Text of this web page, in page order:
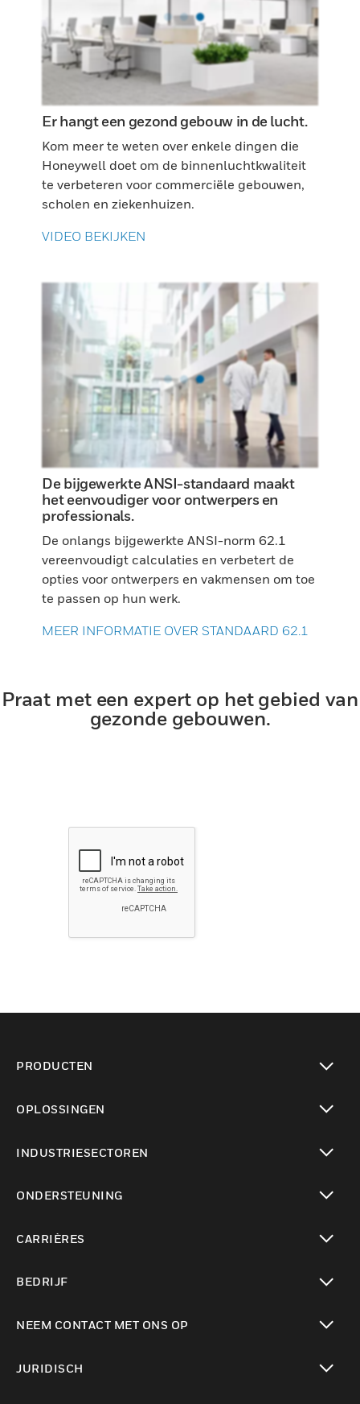
Er hangt een gezond gebouw in de lucht.
Kom meer te weten over enkele dingen die
Honeywell doet om de binnenluchtkwaliteit
te verbeteren voor commerciële gebouwen,
scholen en ziekenhuizen.
VIDEO BEKIJKEN
De bijgewerkte ANSI-standaard maakt
het eenvoudiger voor ontwerpers en
professionals.
De onlangs bijgewerkte ANSI-norm 62.1
vereenvoudigt calculaties en verbetert de
opties voor ontwerpers en vakmensen om toe
te passen op hun werk.
MEER INFORMATIE OVER STANDAARD 62.1
Praat met een expert op het gebied van
gezonde gebouwen.
PRODUCTEN
OPLOSSINGEN
INDUSTRIESECTOREN
ONDERSTEUNING
CARRIÈRES
BEDRIJF
NEEM CONTACT MET ONS OP
JURIDISCH